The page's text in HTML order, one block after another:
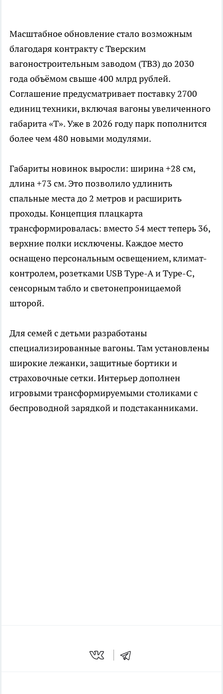
Масштабное обновление стало возможным
благодаря контракту с Тверским
вагоностроительным заводом (ТВЗ) до 2030
года объёмом свыше 400 млрд рублей.
Соглашение предусматривает поставку 2700
единиц техники, включая вагоны увеличенного
габарита «Т». Уже в 2026 году парк пополнится
более чем 480 новыми модулями.
Габариты новинок выросли: ширина +28 см,
длина +73 см. Это позволило удлинить
спальные места до 2 метров и расширить
проходы. Концепция плацкарта
трансформировалась: вместо 54 мест теперь 36,
верхние полки исключены. Каждое место
оснащено персональным освещением, климат-
контролем, розетками USB Type-A и Type-C,
сенсорным табло и светонепроницаемой
шторой.
Для семей с детьми разработаны
специализированные вагоны. Там установлены
широкие лежанки, защитные бортики и
страховочные сетки. Интерьер дополнен
игровыми трансформируемыми столиками с
беспроводной зарядкой и подстаканниками.